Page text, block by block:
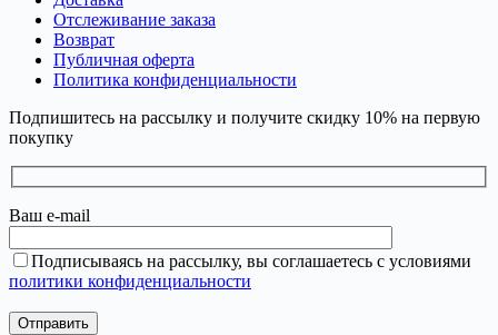
Отслеживание заказа
Возврат
Публичная оферта
Политика конфиденциальности
Подпишитесь на рассылку и получите скидку 10% на первую
покупку
Ваш e-mail
Подписываясь на рассылку, вы соглашаетесь с условиями
политики конфиденциальности